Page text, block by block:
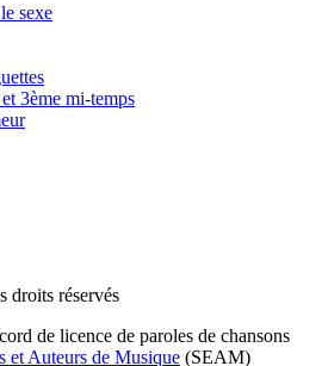
sexe
3ème mi-temps
réservés
de licence de paroles de chansons
et Auteurs de Musique (SEAM)